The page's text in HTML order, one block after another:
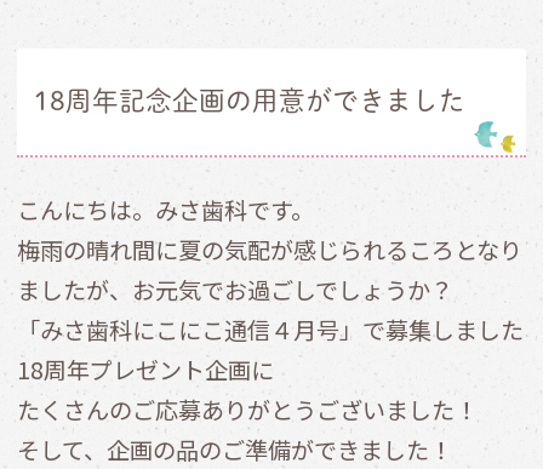
18周年記念企画の用意ができました
こんにちは。みさ歯科です。
梅雨の晴れ間に夏の気配が感じられるころとなり
ましたが、お元気でお過ごしでしょうか？
「みさ歯科にこにこ通信４月号」で募集しました
18周年プレゼント企画に
たくさんのご応募ありがとうございました！
そして、企画の品のご準備ができました！